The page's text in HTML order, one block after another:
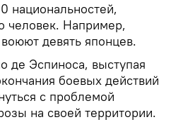
национальностей,
человек. Например,
девять японцев.
де Эспиноса, выступая
боевых действий
с проблемой
на своей территории.